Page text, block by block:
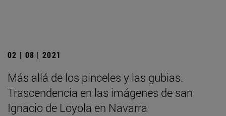
02 | 08 | 2021
Más allá de los pinceles y las gubias.
Trascendencia en las imágenes de san
Ignacio de Loyola en Navarra